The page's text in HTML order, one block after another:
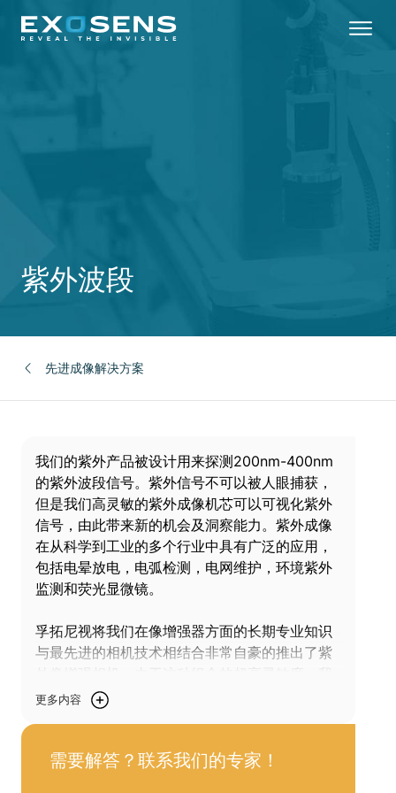
紫外波段
先进成像解决方案
我们的紫外产品被设计用来探测200nm-400nm
的紫外波段信号。紫外信号不可以被人眼捕获，
但是我们高灵敏的紫外成像机芯可以可视化紫外
信号，由此带来新的机会及洞察能力。紫外成像
在从科学到工业的多个行业中具有广泛的应用，
包括电晕放电，电弧检测，电网维护，环境紫外
监测和荧光显微镜。
孚拓尼视将我们在像增强器方面的长期专业知识
与最先进的相机技术相结合非常自豪的推出了紫
们的紫外相机能够检测和可视化从深紫外到红光
更多内容
需要解答？联系我们的专家！